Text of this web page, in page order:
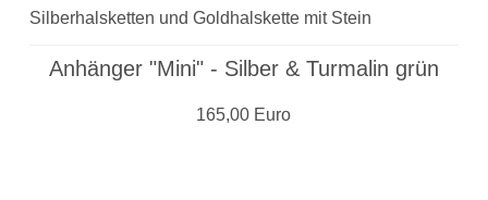
Anhänger "Mini" - Silber & Turmalin grün
165,00 Euro